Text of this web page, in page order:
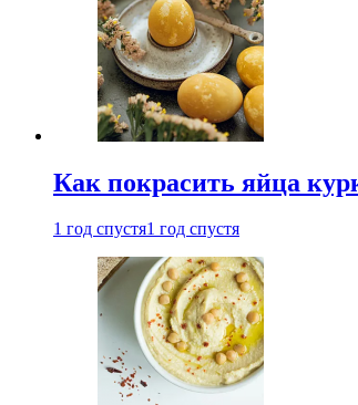
Как покрасить яйца
1 год спустя1 год спустя